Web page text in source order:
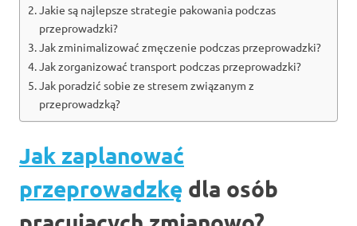
Jakie są najlepsze strategie pakowania podczas
przeprowadzki?
Jak zminimalizować zmęczenie podczas przeprowadzki?
Jak zorganizować transport podczas przeprowadzki?
Jak poradzić sobie ze stresem związanym z
przeprowadzką?
Jak zaplanować
przeprowadzkę dla osób